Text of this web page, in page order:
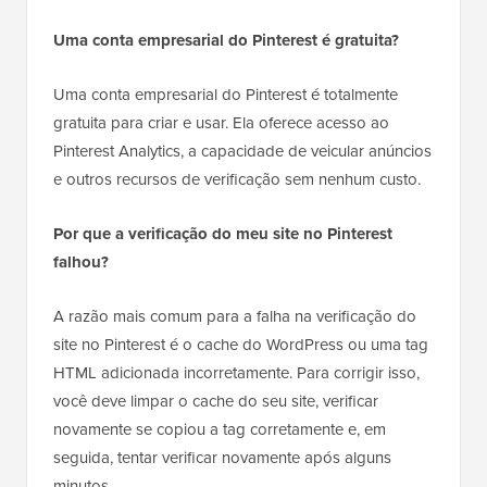
Uma conta empresarial do Pinterest é gratuita?
Uma conta empresarial do Pinterest é totalmente
gratuita para criar e usar. Ela oferece acesso ao
Pinterest Analytics, a capacidade de veicular anúncios
e outros recursos de verificação sem nenhum custo.
Por que a verificação do meu site no Pinterest
falhou?
A razão mais comum para a falha na verificação do
site no Pinterest é o cache do WordPress ou uma tag
HTML adicionada incorretamente. Para corrigir isso,
você deve limpar o cache do seu site, verificar
novamente se copiou a tag corretamente e, em
seguida, tentar verificar novamente após alguns